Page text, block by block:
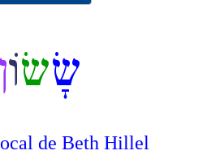
שָׂשׂוֹן
de Beth Hillel